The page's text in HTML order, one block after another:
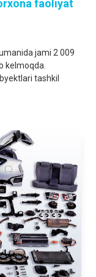
faoliyat
jami 2 009
kelmoqda.
tashkil